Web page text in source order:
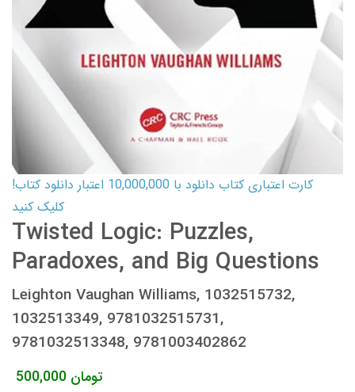
کارت اعتباری کتاب دانلود با 10,000,000 اعتبار دانلود کتاب!
کلیک کنید
Twisted Logic: Puzzles,
Paradoxes, and Big Questions
Leighton Vaughan Williams, 1032515732,
1032513349, 9781032515731,
9781032513348, 9781003402862
500,000 تومان